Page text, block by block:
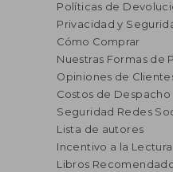
Políticas de
Privacidad y
Cómo Comprar
Nuestras Formas de
Opiniones de
Costos de Despacho
Seguridad Redes
Lista de autores
Incentivo a la Lectura
Libros